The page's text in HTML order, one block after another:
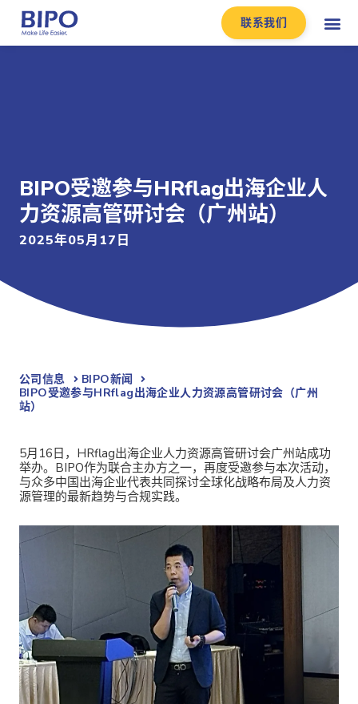
联系我们
BIPO受邀参与HRflag出海企业人
力资源高管研讨会（广州站）
2025年05月17日
公司信息
BIPO新闻​
BIPO受邀参与HRflag出海企业人力资源高管研讨会（广州
站）
5月16日，HRflag出海企业人力资源高管研讨会广州站成功
举办。BIPO作为联合主办方之一，再度受邀参与本次活动，
与众多中国出海企业代表共同探讨全球化战略布局及人力资
源管理的最新趋势与合规实践。